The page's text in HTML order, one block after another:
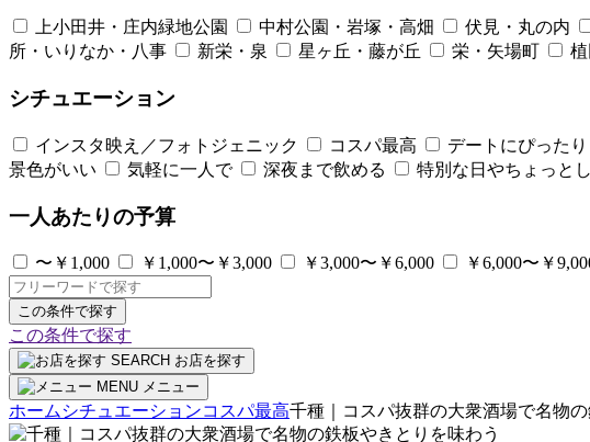
上小田井・庄内緑地公園 中村公園・岩塚・高畑 伏見・丸の内
所・いりなか・八事
新栄・泉 星ヶ丘・藤が丘 栄・矢場町
シチュエーション
インスタ映え／フォトジェニック コスパ最高 デートにぴったり
景色がいい
気軽に一人で 深夜まで飲める 特別な日やちょっと
一人あたりの予算
〜￥1,000 ￥1,000〜￥3,000 ￥3,000〜￥6,000 ￥6,000〜￥
この条件で探す
この条件で探す
SEARCH お店を探す
MENU メニュー
ホーム シチュエーションコスパ最高千種｜コスパ抜群の大衆酒場で名物